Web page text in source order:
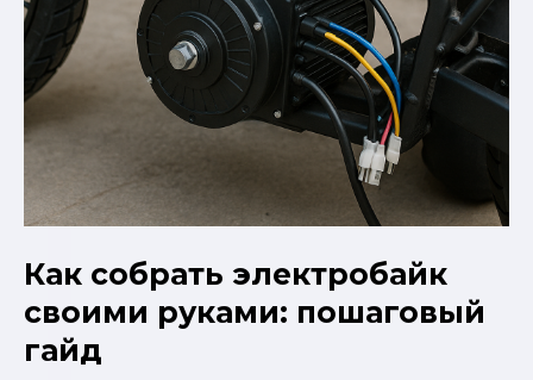
Как собрать электробайк
своими руками: пошаговый
гайд